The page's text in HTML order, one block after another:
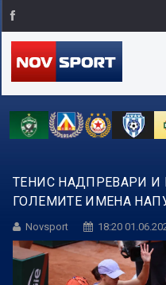
ТЕНИС НАДПРЕВАРИ И
ГОЛЕМИТЕ ИМЕНА
Novsport 18:20